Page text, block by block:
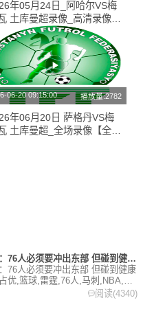
年05月24日_阿哈尔VS梅
土库曼超录像_高清录像
全场回放】
06-20 09:15:00 播放量:2782
年06月20日 萨格丹VS梅
土库曼超_全场录像【全场
【詹姆斯】巴克利：76人必须要冲出东部 但碰到健康的雷霆或马
76人必须要冲出东部 但碰到健康
优,篮球,雷霆,76人,马刺,NBA,詹
，24小时为你更新最新的足球，
阅读(4340)